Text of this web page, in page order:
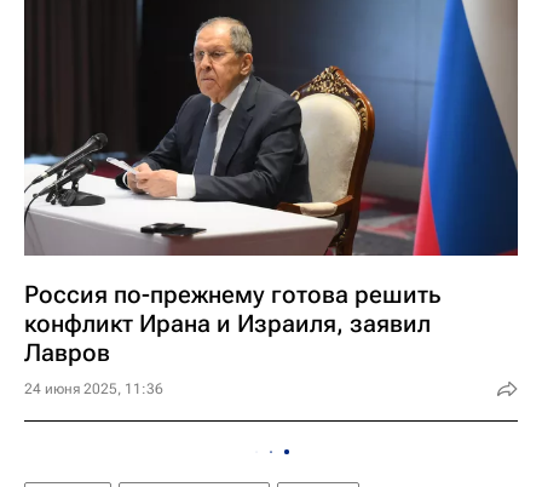
Россия по-прежнему готова решить
конфликт Ирана и Израиля, заявил
Лавров
24 июня 2025, 11:36